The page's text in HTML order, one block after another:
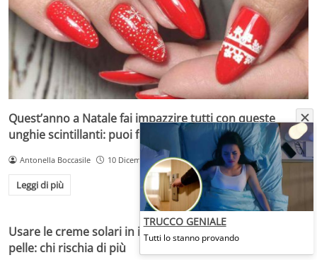
Quest’anno a Natale fai impazzire tutti con queste
unghie scintillanti: puoi farle a casa, sono semplicissime
Antonella Boccasile 10 Dicembre 2025
Leggi di più
Usare le creme solari in inverno potrebbe salvare la tua
pelle: chi rischia di più
TRUCCO GENIALE
Tutti lo stanno provando